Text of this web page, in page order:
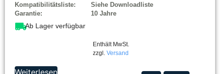
Kompatibilitätsliste:
Siehe Downloadliste
Garantie:
10 Jahre
Ab Lager verfügbar
Enthält MwSt.
zzgl. Versand
Weiterlesen